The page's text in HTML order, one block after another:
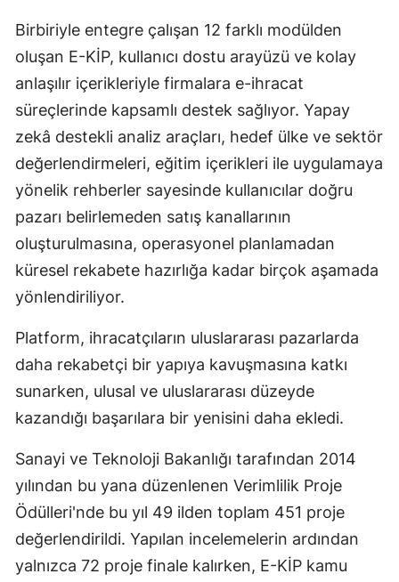
Birbiriyle entegre çalışan 12 farklı modülden
oluşan E-KİP, kullanıcı dostu arayüzü ve kolay
anlaşılır içerikleriyle firmalara e-ihracat
süreçlerinde kapsamlı destek sağlıyor. Yapay
zekâ destekli analiz araçları, hedef ülke ve sektör
değerlendirmeleri, eğitim içerikleri ile uygulamaya
yönelik rehberler sayesinde kullanıcılar doğru
pazarı belirlemeden satış kanallarının
oluşturulmasına, operasyonel planlamadan
küresel rekabete hazırlığa kadar birçok aşamada
yönlendiriliyor.
Platform, ihracatçıların uluslararası pazarlarda
daha rekabetçi bir yapıya kavuşmasına katkı
sunarken, ulusal ve uluslararası düzeyde
kazandığı başarılara bir yenisini daha ekledi.
Sanayi ve Teknoloji Bakanlığı tarafından 2014
yılından bu yana düzenlenen Verimlilik Proje
Ödülleri'nde bu yıl 49 ilden toplam 451 proje
değerlendirildi. Yapılan incelemelerin ardından
yalnızca 72 proje finale kalırken, E-KİP kamu